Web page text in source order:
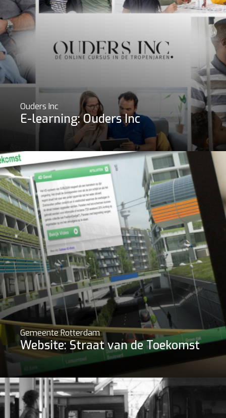
Ouders Inc
E-learning: Ouders Inc
Gemeente Rotterdam
Website: Straat van de Toekomst